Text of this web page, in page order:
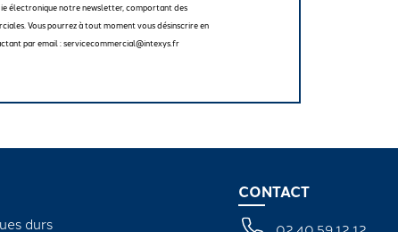
électronique notre newsletter, comportant des
Vous pourrez à tout moment vous désinscrire en
par email : servicecommercial@intexys.fr
durs
CONTACT